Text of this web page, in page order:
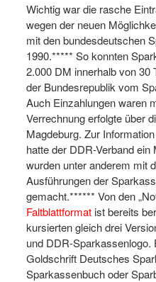
Wichtig war die rasche
wegen der neuen
mit den bundesdeutschen
1990.***** So konnten
2.000 DM innerhalb von 30
der Bundesrepublik vom
Auch Einzahlungen waren
Verrechnung erfolgte über
Magdeburg. Zur
hatte der DDR-Verband
wurden unter anderem mit
Ausführungen der
gemacht.****** Von den
Faltblattformat ist bereits
kursierten gleich drei
und DDR-Sparkassenlogo.
Goldschrift Deutsches
Sparkassenbuch oder